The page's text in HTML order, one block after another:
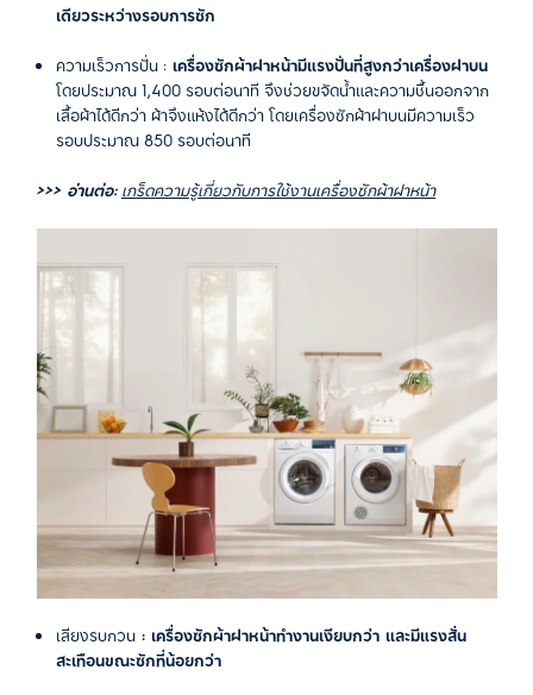
เดียวระหว่างรอบการซัก
ความเร็วการปั่น : เครื่องซักผ้าฝาหน้ามีแรงปั่นที่สูงกว่าเครื่องฝาบน
โดยประมาณ 1,400 รอบต่อนาที จึงช่วยขจัดน้ำและความชื้นออกจาก
เสื้อผ้าได้ดีกว่า ผ้าจึงแห้งได้ดีกว่า โดยเครื่องซักผ้าฝาบนมีความเร็ว
รอบประมาณ 850 รอบต่อนาที
>>> อ่านต่อ: เกร็ดความรู้เกี่ยวกับการใช้งานเครื่องซักผ้าฝาหน้า
เสียงรบกวน : เครื่องซักผ้าฝาหน้าทำงานเงียบกว่า และมีแรงสั่น
สะเทือนขณะซักที่น้อยกว่า